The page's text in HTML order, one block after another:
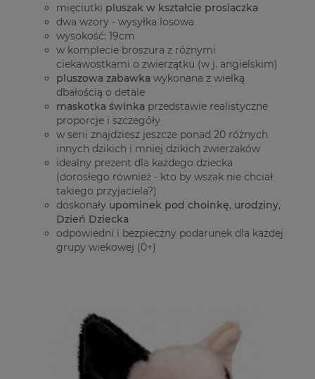
mięciutki pluszak w kształcie prosiaczka
dwa wzory - wysyłka losowa
wysokość: 19cm
w komplecie broszura z różnymi
ciekawostkami o zwierzątku (w j. angielskim)
pluszowa zabawka wykonana z wielką
dbałością o detale
maskotka świnka przedstawie realistyczne
proporcje i szczegóły
w serii znajdziesz jeszcze ponad 20 różnych
innych dzikich i mniej dzikich zwierzaków
idealny prezent dla każdego dziecka
(dorosłego również - kto by wszak nie chciał
takiego przyjaciela?)
doskonały upominek pod choinkę, urodziny,
Dzień Dziecka
odpowiedni i bezpieczny podarunek dla każdej
grupy wiekowej (0+)